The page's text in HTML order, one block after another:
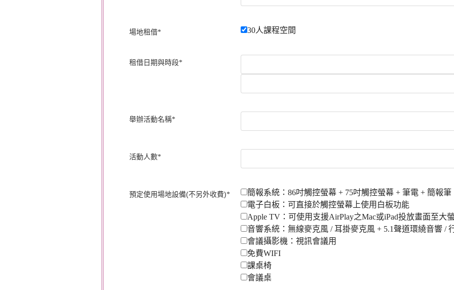
場地租借* 30人課程空間
租借日期與時段*
舉辦活動名稱*
活動人數*
預定使用場地設備(不另外收費)*
簡報系統：86吋觸控螢幕 + 75吋觸控螢幕 + 筆電 + 簡報筆
電子白板：可直接於觸控螢幕上使用白板功能
Apple TV：可使用支援AirPlay之Mac或iPad投放畫面至大
音響系統：無線麥克風 / 耳掛麥克風 + 5.1聲道環繞音響 /
會議攝影機：視訊會議用
免費WIFI
課桌椅
會議桌